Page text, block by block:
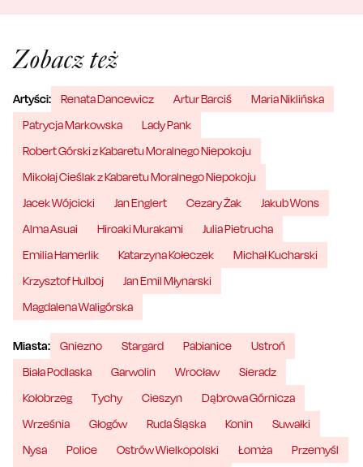
Zobacz też
Artyści: Renata Dancewicz Artur Barciś
Maria Niklińska
Patrycja Markowska
Lady Pank
Robert Górski z Kabaretu Moralnego Niepokoju
Mikołaj Cieślak z Kabaretu Moralnego Niepokoju
Jacek Wójcicki
Jan Englert Cezary Żak
Jakub Wons
Alma Asuai
Hiroaki Murakami
Julia Pietrucha
Emilia Hamerlik
Katarzyna Kołeczek
Michał Kucharski
Krzysztof Hulboj
Jan Emil Młynarski
Magdalena Waligórska
Miasta: Gniezno Stargard Pabianice
Ustroń
Biała Podlaska
Garwolin Wrocław
Sieradz
Kołobrzeg
Tychy Cieszyn
Dąbrowa Górnicza
Września
Głogów Ruda Śląska Konin
Suwałki
Nysa
Police Ostrów Wielkopolski Łomża
Przemyśl